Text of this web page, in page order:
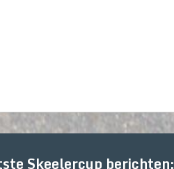
Skeelercup berichten: